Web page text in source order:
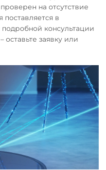
на отсутствие
поставляется в
консультации
заявку или